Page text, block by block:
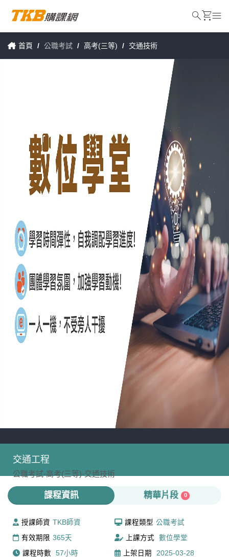
首頁 / 公職考試 / 高考(三等) / 交通技術
交通工程
公職考試-高考(三等)-交通技術
課程資訊 精華片段 0
授課師資 TKB師資 課程類型 公職考試
有效期限 365天 上課方式
數位學堂
課程時數
57小時 上架日期
2025-03-28
searchshopping_cartmenu